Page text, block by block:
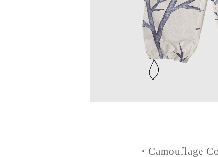
・Camouflage